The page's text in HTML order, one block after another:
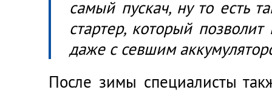
самый пускач, ну то есть
стартер, который
даже с севшим
После зимы специалисты